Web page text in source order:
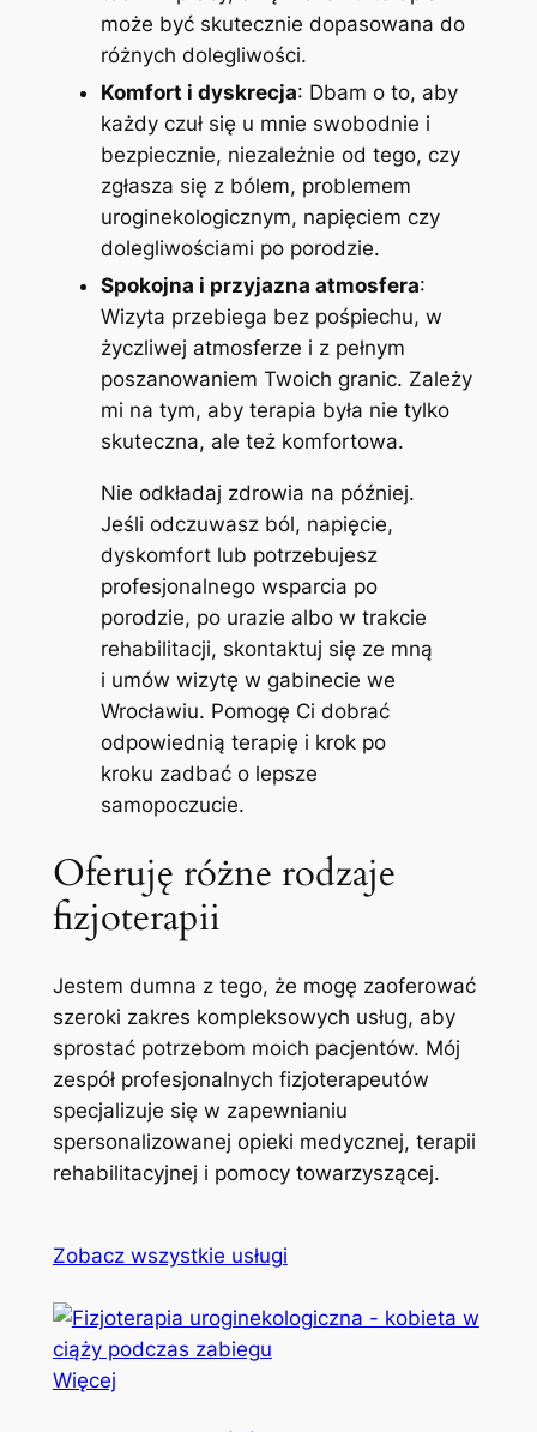
może być skutecznie dopasowana do
różnych dolegliwości.
Komfort i dyskrecja: Dbam o to, aby
każdy czuł się u mnie swobodnie i
bezpiecznie, niezależnie od tego, czy
zgłasza się z bólem, problemem
uroginekologicznym, napięciem czy
dolegliwościami po porodzie.
Spokojna i przyjazna atmosfera:
Wizyta przebiega bez pośpiechu, w
życzliwej atmosferze i z pełnym
poszanowaniem Twoich granic. Zależy
mi na tym, aby terapia była nie tylko
skuteczna, ale też komfortowa.
Nie odkładaj zdrowia na później.
Jeśli odczuwasz ból, napięcie,
dyskomfort lub potrzebujesz
profesjonalnego wsparcia po
porodzie, po urazie albo w trakcie
rehabilitacji, skontaktuj się ze mną
i umów wizytę w gabinecie we
Wrocławiu. Pomogę Ci dobrać
odpowiednią terapię i krok po
kroku zadbać o lepsze
samopoczucie.
Oferuję różne rodzaje
fizjoterapii
Jestem dumna z tego, że mogę zaoferować
szeroki zakres kompleksowych usług, aby
sprostać potrzebom moich pacjentów. Mój
zespół profesjonalnych fizjoterapeutów
specjalizuje się w zapewnianiu
spersonalizowanej opieki medycznej, terapii
rehabilitacyjnej i pomocy towarzyszącej.
Zobacz wszystkie usługi
Więcej